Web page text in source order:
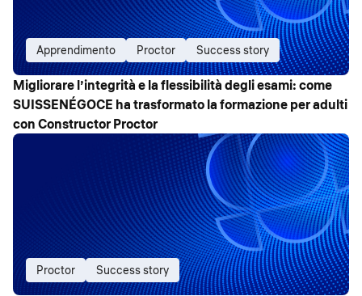
Apprendimento Proctor Success story
Migliorare l’integrità e la flessibilità degli esami: come
SUISSENÉGOCE ha trasformato la formazione per adulti
con Constructor Proctor
Proctor Success story